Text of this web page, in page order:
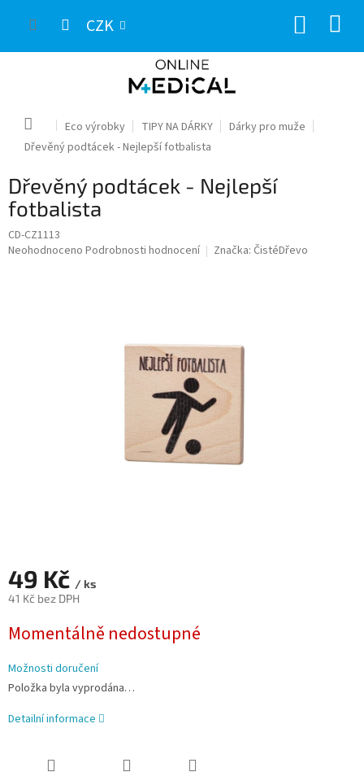
CZK
Domů Eco výrobky TIPY NA DÁRKY
Dárky pro muže
Dřevěný podtácek - Nejlepší fotbalista
Dřevěný podtácek - Nejlepší
fotbalista
CD-CZ1113
Průměrné
Neohodnoceno Podrobnosti hodnocení Značka: ČistéDřevo
49 Kč / ks
41 Kč bez DPH
cena:
Momentálně nedostupné
Možnosti doručení
Položka byla vyprodána…
Detailní informace